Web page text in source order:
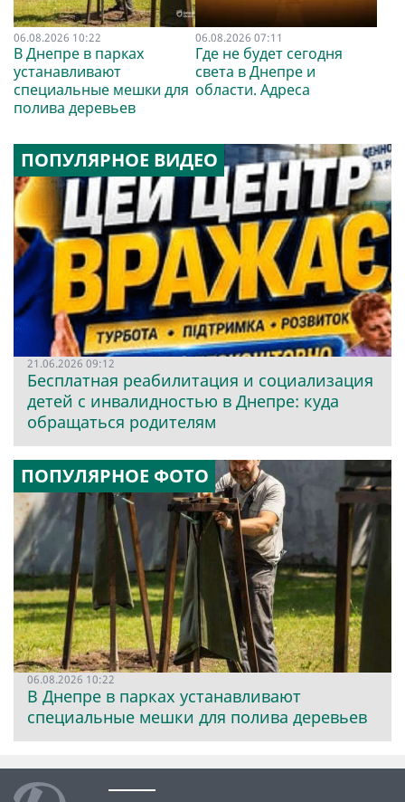
06.08.2026 10:22
В Днепре в парках
устанавливают
специальные мешки для
полива деревьев
06.08.2026 07:11
Где не будет сегодня
света в Днепре и
области. Адреса
ПОПУЛЯРНОЕ ВИДЕО
21.06.2026 09:12
Бесплатная реабилитация и социализация
детей с инвалидностью в Днепре: куда
обращаться родителям
ПОПУЛЯРНОЕ ФОТО
06.08.2026 10:22
В Днепре в парках устанавливают
специальные мешки для полива деревьев